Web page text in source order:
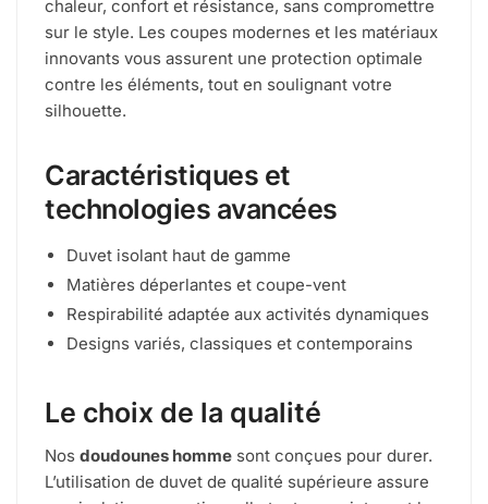
chaleur, confort et résistance, sans compromettre
sur le style. Les coupes modernes et les matériaux
innovants vous assurent une protection optimale
contre les éléments, tout en soulignant votre
silhouette.
Caractéristiques et
technologies avancées
Duvet isolant haut de gamme
Matières déperlantes et coupe-vent
Respirabilité adaptée aux activités dynamiques
Designs variés, classiques et contemporains
Le choix de la qualité
Nos doudounes homme sont conçues pour durer.
L’utilisation de duvet de qualité supérieure assure